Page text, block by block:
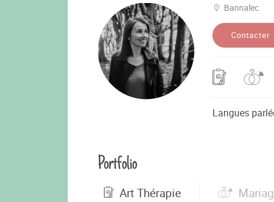
Bannalec
Contacter
Langues
Portfolio
Art Thérapie